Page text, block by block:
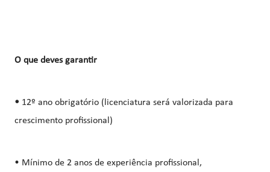
O que deves garantir
• 12º ano obrigatório (licenciatura será valorizada para
crescimento profissional)
• Mínimo de 2 anos de experiência profissional,